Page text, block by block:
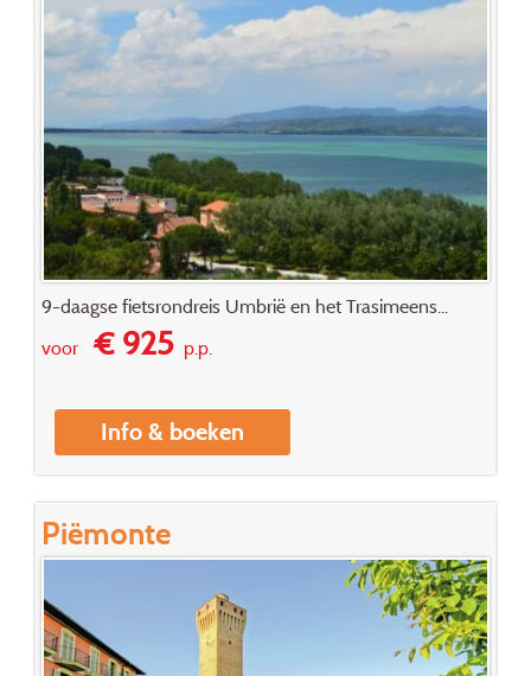
9-daagse fietsrondreis Umbrië en het Trasimeens...
voor€ 925p.p.
Info & boeken
Piëmonte